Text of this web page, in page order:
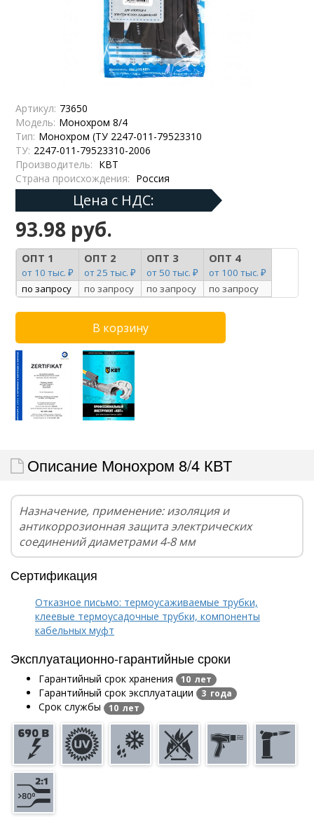
Артикул: 73650
Модель: Монохром 8/4
Тип: Монохром (ТУ 2247-011-79523310
ТУ: 2247-011-79523310-2006
Производитель: КВТ
Страна происхождения: Россия
Цена с НДС:
93.98 руб.
ОПТ 1
от 10 тыс. ₽
ОПТ 2
от 25 тыс. ₽
ОПТ 3
от 50 тыс. ₽
ОПТ 4
от 100 тыс. ₽
по запросу
по запросу по запросу по запросу
Описание Монохром 8/4 КВТ
Назначение, применение: изоляция и
антикоррозионная защита электрических
соединений диаметрами 4-8 мм
Сертификация
Отказное письмо: термоусаживаемые трубки,
клеевые термоусадочные трубки, компоненты
кабельных муфт
Эксплуатационно-гарантийные сроки
Гарантийный срок хранения 10 лет
Гарантийный срок эксплуатации 3 года
Срок службы 10 лет